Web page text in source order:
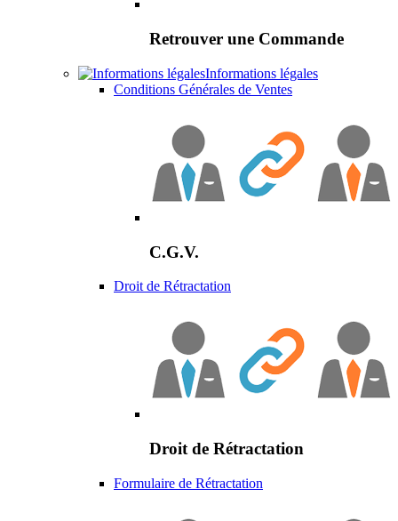
Retrouver une Commande
Informations légales
Conditions Générales de Ventes
C.G.V.
Droit de Rétractation
Droit de Rétractation
Formulaire de Rétractation